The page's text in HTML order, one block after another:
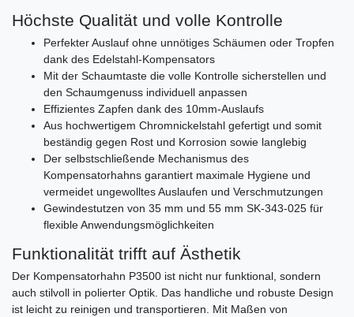
Höchste Qualität und volle Kontrolle
Perfekter Auslauf ohne unnötiges Schäumen oder Tropfen
dank des Edelstahl-Kompensators
Mit der Schaumtaste die volle Kontrolle sicherstellen und
den Schaumgenuss individuell anpassen
Effizientes Zapfen dank des 10mm-Auslaufs
Aus hochwertigem Chromnickelstahl gefertigt und somit
beständig gegen Rost und Korrosion sowie langlebig
Der selbstschließende Mechanismus des
Kompensatorhahns garantiert maximale Hygiene und
vermeidet ungewolltes Auslaufen und Verschmutzungen
Gewindestutzen von 35 mm und 55 mm SK-343-025 für
flexible Anwendungsmöglichkeiten
Funktionalität trifft auf Ästhetik
Der Kompensatorhahn P3500 ist nicht nur funktional, sondern
auch stilvoll in polierter Optik. Das handliche und robuste Design
ist leicht zu reinigen und transportieren. Mit Maßen von